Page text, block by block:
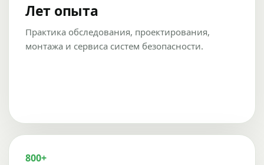
Лет опыта
Практика обследования, проектирования,
монтажа и сервиса систем безопасности.
800+